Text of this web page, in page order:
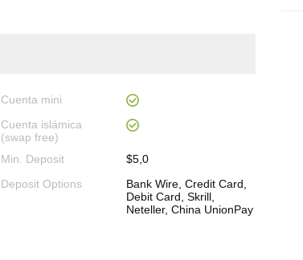
Cuenta mini
Cuenta islámica
(swap free)
Min. Deposit
$5,0
Deposit Options
Bank Wire, Credit Card,
Debit Card, Skrill,
Neteller, China UnionPay